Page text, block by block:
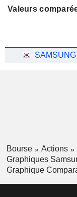
Valeurs
Bourse Actions
Graphiques
Graphique